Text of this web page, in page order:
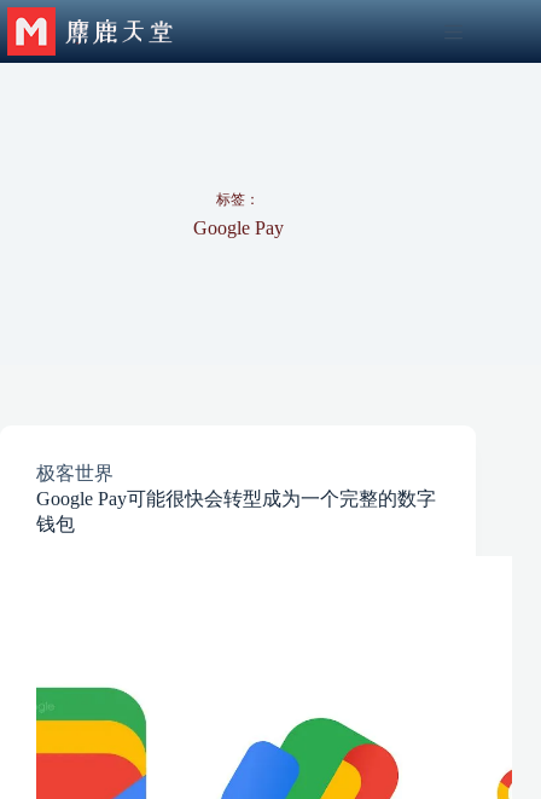
跳
至
标签：
Google Pay
极客世界
Google Pay可能很快会转型成为一个完整的数字
钱包